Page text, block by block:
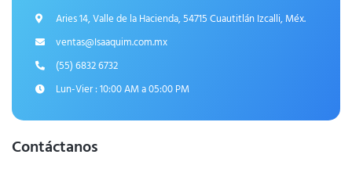
Aries 14, Valle de la Hacienda, 54715 Cuautitlán Izcalli, Méx.
ventas@Isaaquim.com.mx
(55) 6832 6732
Lun-Vier : 10:00 AM a 05:00 PM
Contáctanos